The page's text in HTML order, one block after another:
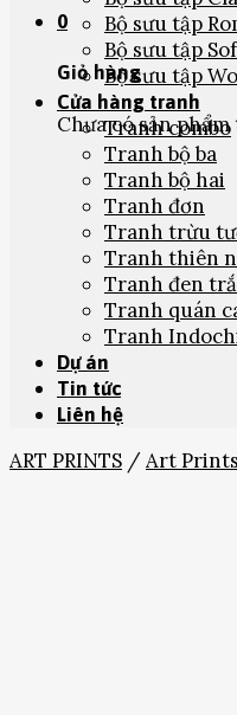
0
Giỏ hàng
Chưa có sản
Bộ sưu tập
Bộ sưu tập
Bộ sưu tập
Cửa hàng tranh
Tranh combo
Tranh bộ ba
Tranh bộ hai
Tranh đơn
Tranh trừu
Tranh thiên
Tranh đen
Tranh quán
Tranh
Dự án
Tin tức
Liên hệ
ART PRINTS / Art